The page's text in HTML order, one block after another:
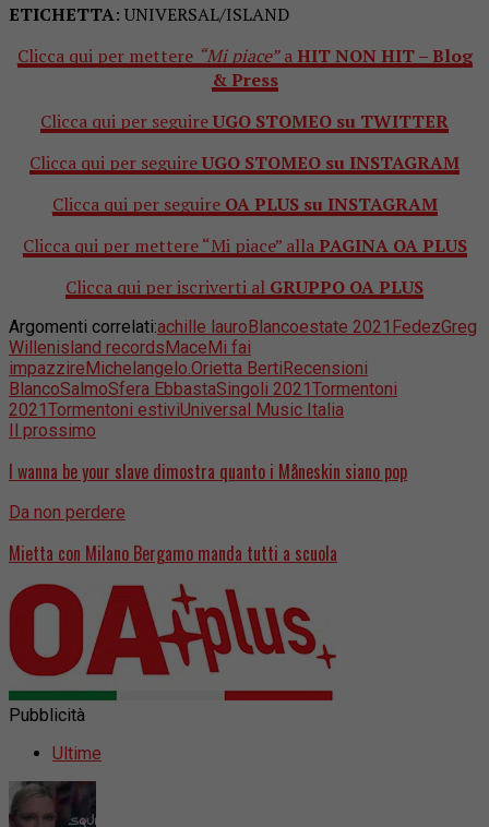
ETICHETTA: UNIVERSAL/ISLAND
Clicca qui per mettere “Mi piace”a HIT NON HIT – Blog
& Press
Clicca qui per seguireUGO STOMEO su TWITTER
Clicca qui per seguireUGO STOMEO su INSTAGRAM
Clicca qui per seguire OA PLUS su INSTAGRAM
Clicca qui per mettere “Mi piace” alla PAGINA OA PLUS
Clicca qui per iscriverti al GRUPPO OA PLUS
Argomenti correlati:achille lauroBlancoestate 2021 FedezGreg
Willenisland recordsMaceMi fai
impazzireMichelangelo.Orietta BertiRecensioni
BlancoSalmoSfera EbbastaSingoli 2021Tormentoni
2021Tormentoni estiviUniversal Music Italia
Il prossimo
I wanna be your slave dimostra quanto i Måneskin siano pop
Da non perdere
Mietta con Milano Bergamo manda tutti a scuola
Pubblicità
Ultime